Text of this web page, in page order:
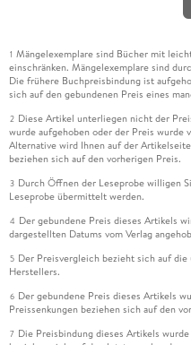
1 Mängelexemplare sind Bücher mit
einschränken. Mängelexemplare sind
Die frühere Buchpreisbindung ist
sich auf den gebundenen Preis eines
2 Diese Artikel unterliegen nicht der
wurde aufgehoben oder der Preis wurde
Alternative wird Ihnen auf der
beziehen sich auf den vorherigen Preis.
3 Durch Öffnen der Leseprobe willigen
Leseprobe übermittelt werden.
4 Der gebundene Preis dieses Artikels
dargestellten Datums vom Verlag
5 Der Preisvergleich bezieht sich auf
Herstellers.
6 Der gebundene Preis dieses Artikels
Preissenkungen beziehen sich auf den
7 Die Preisbindung dieses Artikels